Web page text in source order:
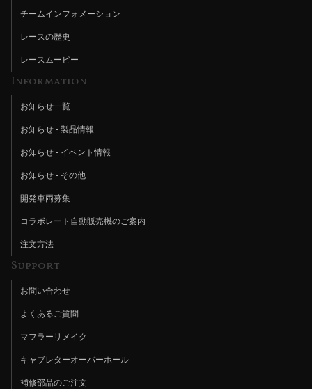
チームインフォメーション
レースの歴史
レースムービー
Information
お知らせ一覧
お知らせ - 製品情報
お知らせ - イベント情報
お知らせ - その他
開発車両募集
コラボレート自動販売機のご案内
注文方法
Support
お問い合わせ
よくあるご質問
マフラーリメイク
キャブレターオーバーホール
補修部品のご注文